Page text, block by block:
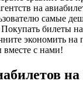
на
самые
Покупать билеты
экономить на
вместе с нами!